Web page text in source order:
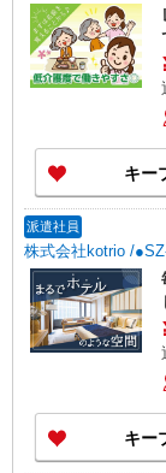
キー
派遣社員
株式会社kotrio /
キー